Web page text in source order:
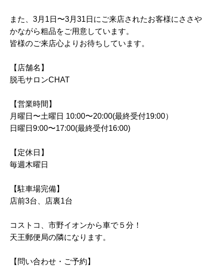
また、3月1日〜3月31日にご来店されたお客様にささや
かながら粗品をご用意しています。
皆様のご来店心よりお待ちしています。
【店舗名】
脱毛サロンCHAT
【営業時間】
月曜日〜土曜日 10:00〜20:00(最終受付19:00）
日曜日9:00〜17:00(最終受付16:00)
【定休日】
毎週木曜日
【駐車場完備】
店前3台、店裏1台
コストコ、市野イオンから車で５分！
天王郵便局の隣になります。
【問い合わせ・ご予約】